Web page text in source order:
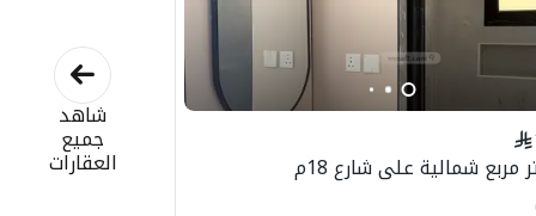
شاهد
جميع
العقارات